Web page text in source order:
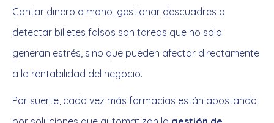
Contar dinero a mano, gestionar descuadres o
detectar billetes falsos son tareas que no solo
generan estrés, sino que pueden afectar directamente
a la rentabilidad del negocio.
Por suerte, cada vez más farmacias están apostando